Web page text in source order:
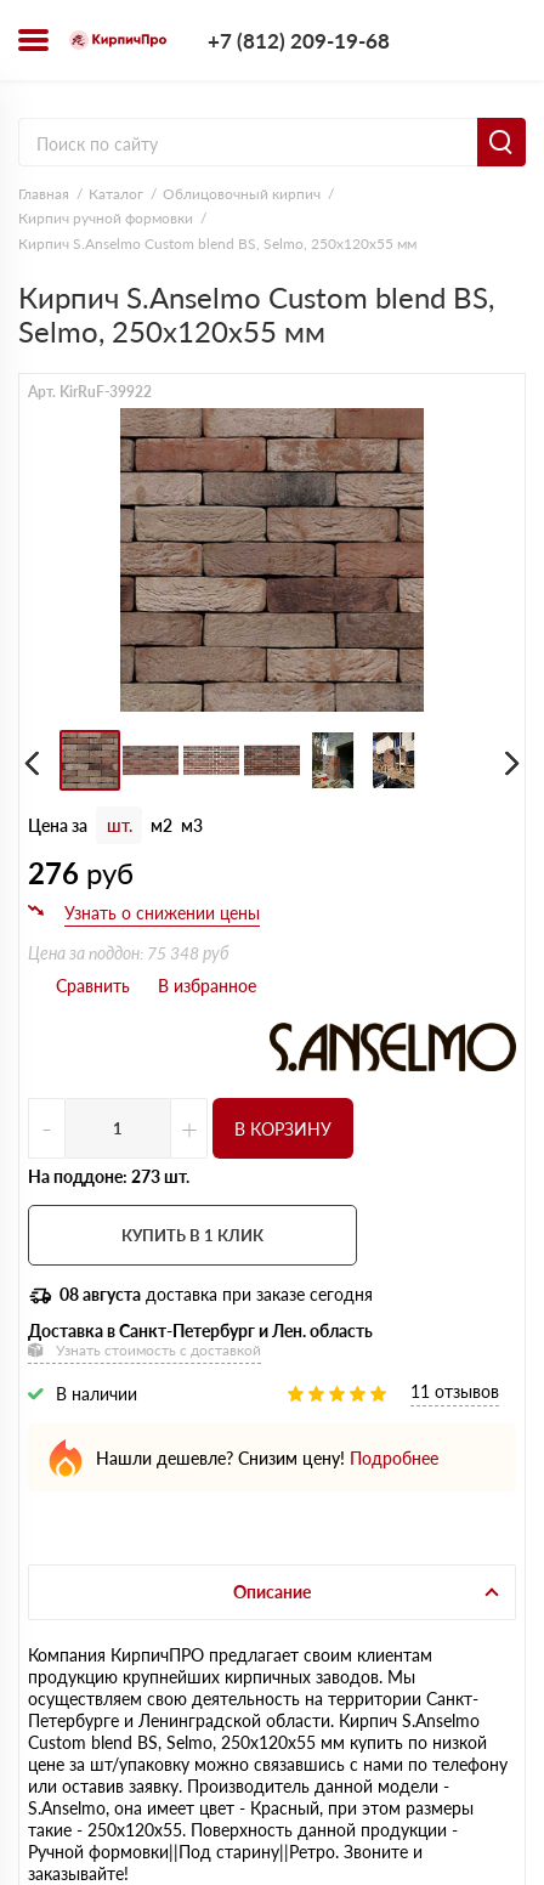
+7 (812) 209-19-68
Главная Каталог
Облицовочный кирпич
Кирпич ручной формовки
Кирпич S.Anselmo Custom blend BS, Selmo, 250х120х55 мм
Кирпич S.Anselmo Custom blend BS,
Selmo, 250х120х55 мм
Арт. KirRuF-39922
Цена за шт. м2 м3
276 руб
Цена за поддон: 75 348 руб
- + В КОРЗИНУ
На поддоне: 273 шт.
КУПИТЬ В 1 КЛИК
08 августа доставка при заказе сегодня
Доставка в Санкт-Петербург и Лен. область
Узнать стоимость с доставкой
В наличии 11 отзывов
Нашли дешевле? Снизим цену! Подробнее
Описание
Компания КирпичПРО предлагает своим клиентам
продукцию крупнейших кирпичных заводов. Мы
осуществляем свою деятельность на территории Санкт-
Петербурге и Ленинградской области. Кирпич S.Anselmo
Custom blend BS, Selmo, 250х120х55 мм купить по низкой
цене за шт/упаковку можно связавшись с нами по телефону
или оставив заявку. Производитель данной модели -
S.Anselmo, она имеет цвет - Красный, при этом размеры
такие - 250х120х55. Поверхность данной продукции -
Ручной формовки||Под старину||Ретро. Звоните и
заказывайте!